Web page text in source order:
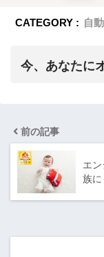
CATEGORY : 自
今、あなたに
前の記事
エ
族